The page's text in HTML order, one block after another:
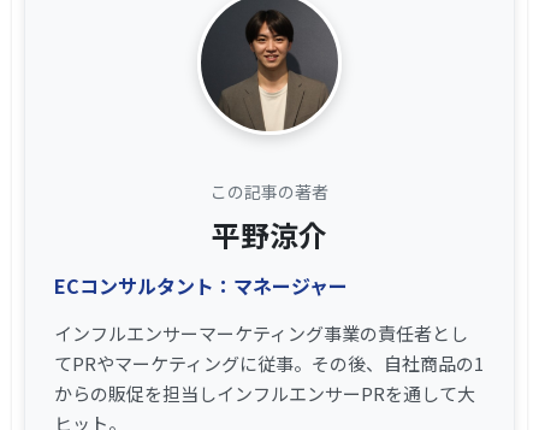
この記事の著者
平野涼介
ECコンサルタント：マネージャー
インフルエンサーマーケティング事業の責任者とし
てPRやマーケティングに従事。その後、自社商品の1
からの販促を担当しインフルエンサーPRを通して大
ヒット。